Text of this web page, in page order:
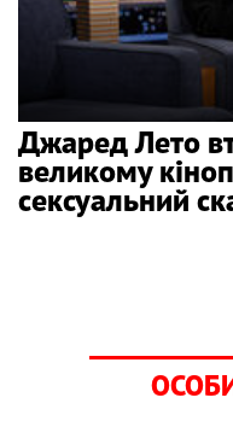
Джаред Лето
великому
сексуальний